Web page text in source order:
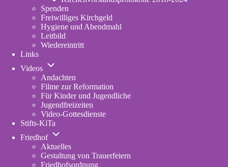
Spenden
Freiwilliges Kirchgeld
Hygiene und Abendmahl
Leitbild
Wiedereintritt
Links
Videos
Unternavigation
Videos
Andachten
Filme zur Reformation
Für Kinder und Jugendliche
Jugendfreizeiten
Video-Gottesdienste
Stifts-KiTa
in
tab)
Friedhof
Unternavigation
Friedhof
Aktuelles
Gestaltung von Trauerfeiern
Friedhofsordnung